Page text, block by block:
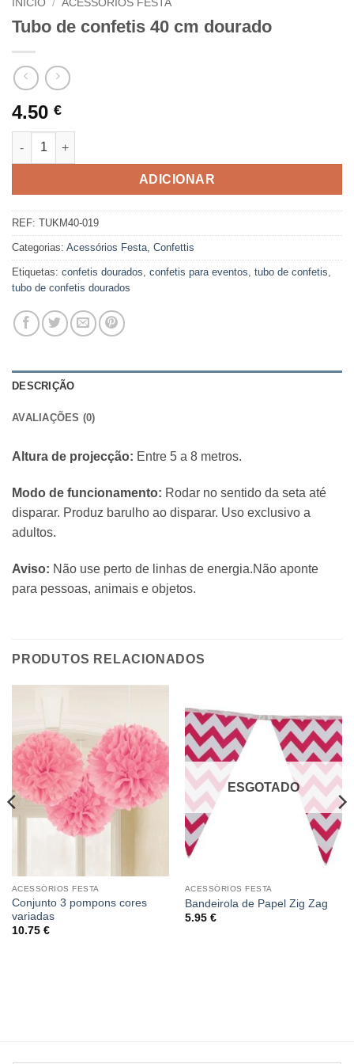
INÍCIO / ACESSÓRIOS FESTA
Tubo de confetis 40 cm dourado
4.50 €
Quantidade de Tubo de confetis 40 cm dourado
ADICIONAR
REF: TUKM40-019
Categorias: Acessórios Festa, Confettis
Etiquetas: confetis dourados, confetis para eventos, tubo de confetis,
tubo de confetis dourados
DESCRIÇÃO
AVALIAÇÕES (0)
Altura de projecção: Entre 5 a 8 metros.
Modo de funcionamento: Rodar no sentido da seta até
disparar. Produz barulho ao disparar. Uso exclusivo a
adultos.
Aviso: Não use perto de linhas de energia.Não aponte
para pessoas, animais e objetos.
PRODUTOS RELACIONADOS
ACESSÓRIOS FESTA
Conjunto 3 pompons cores
variadas
10.75 €
ESGOTADO
ACESSÓRIOS FESTA
Bandeirola de Papel Zig Zag
5.95 €